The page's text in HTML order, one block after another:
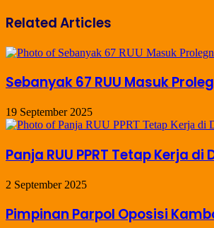
Related Articles
Sebanyak 67 RUU Masuk
19 September 2025
Panja RUU PPRT Tetap Kerja
2 September 2025
Pimpinan Parpol Oposisi